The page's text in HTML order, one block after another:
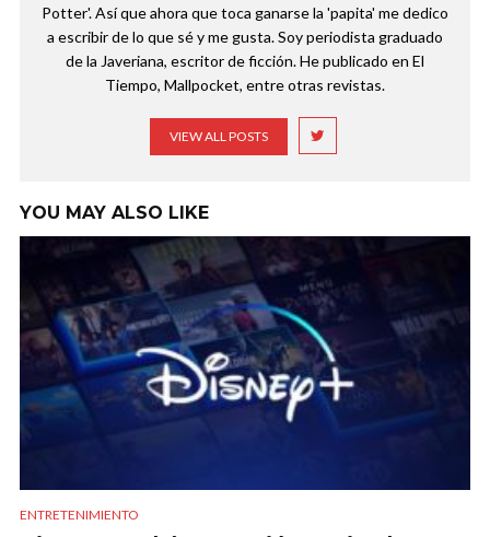
Potter'. Así que ahora que toca ganarse la 'papita' me dedico
a escribir de lo que sé y me gusta. Soy periodista graduado
de la Javeriana, escritor de ficción. He publicado en El
Tiempo, Mallpocket, entre otras revistas.
VIEW ALL POSTS
YOU MAY ALSO LIKE
ENTRETENIMIENTO